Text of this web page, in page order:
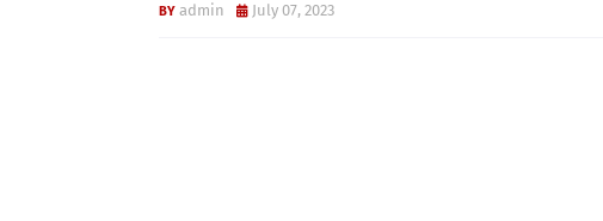
admin July 07, 2023